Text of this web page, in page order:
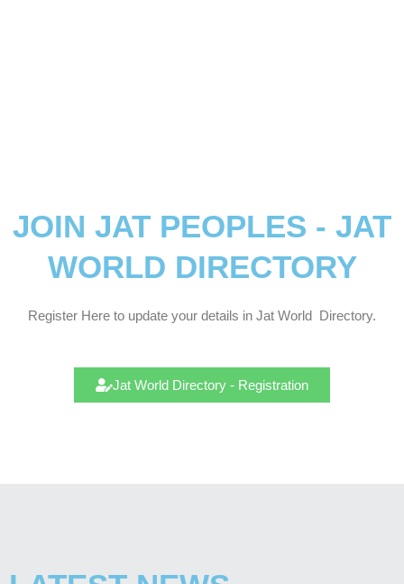
JOIN JAT PEOPLES - JAT
WORLD DIRECTORY
Register Here to update your details in Jat World Directory.
Jat World Directory - Registration